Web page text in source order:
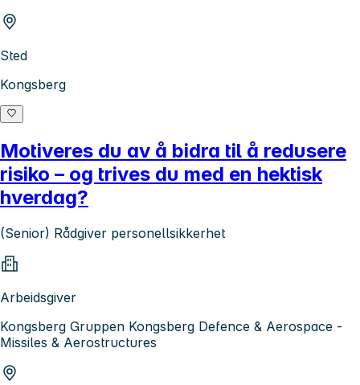
Sted
Kongsberg
Motiveres du av å bidra til å redusere
risiko – og trives du med en hektisk
hverdag?
(Senior) Rådgiver personellsikkerhet
Arbeidsgiver
Kongsberg Gruppen Kongsberg Defence & Aerospace -
Missiles & Aerostructures